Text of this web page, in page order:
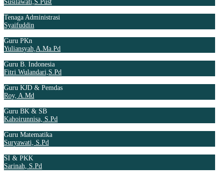
Susilawati,S.Pust
Tenaga Administrasi
Syaifuddin
Guru PKn
Yuliansyah,A.Ma.Pd
Guru B. Indonesia
Fitri Wulandari,S.Pd
Guru KJD & Pemdas
Roy, A.Md
Guru BK & SB
Kahoirunnisa, S.Pd
Guru Matematika
Suryawati, S.Pd
SI & PKK
Sarinah, S.Pd